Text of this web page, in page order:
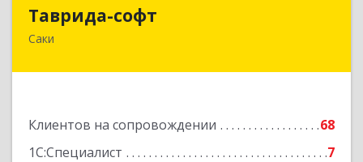
Таврида-софт
Саки
Клиентов на сопровождении
68
1С:Специалист
7
Подробнее